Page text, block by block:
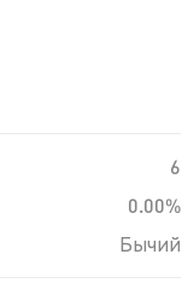
6
0.00%
Бычий